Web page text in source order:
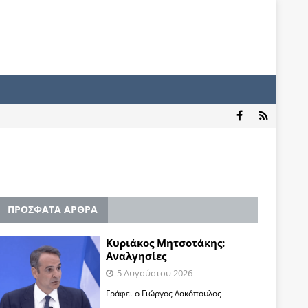
ΠΡΟΣΦΑΤΑ ΑΡΘΡΑ
Κυριάκος Μητσοτάκης:
Αναλγησίες
5 Αυγούστου 2026
Γράφει ο Γιώργος Λακόπουλος